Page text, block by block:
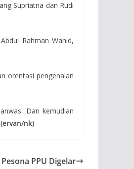
Supriatna dan Rudi
Rahman Wahid,
orentasi pengenalan
Dan kemudian
(ervan/nk)
PPU Digelar